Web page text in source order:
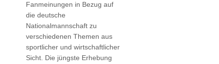
Fanmeinungen in Bezug auf
die deutsche
Nationalmannschaft zu
verschiedenen Themen aus
sportlicher und wirtschaftlicher
Sicht. Die jüngste Erhebung